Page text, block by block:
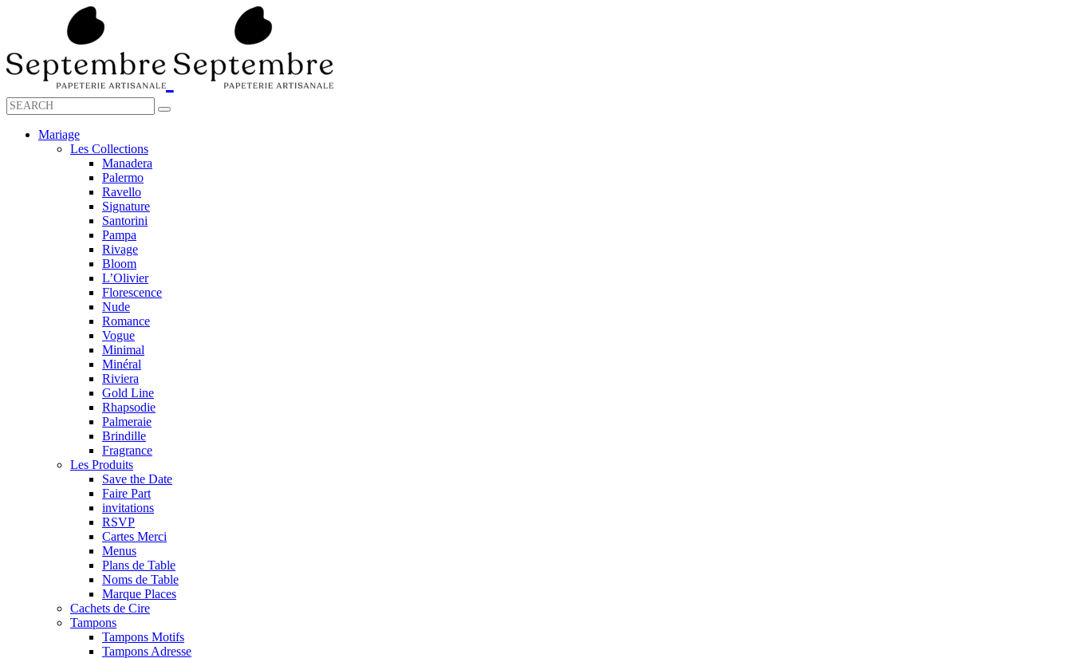
Mariage
Les Collections
Manadera
Palermo
Ravello
Signature
Santorini
Pampa
Rivage
Bloom
L’Olivier
Florescence
Nude
Romance
Vogue
Minimal
Minéral
Riviera
Gold Line
Rhapsodie
Palmeraie
Brindille
Fragrance
Les Produits
Save the Date
Faire Part
invitations
RSVP
Cartes Merci
Menus
Plans de Table
Noms de Table
Marque Places
Cachets de Cire
Tampons
Tampons Motifs
Tampons Adresse